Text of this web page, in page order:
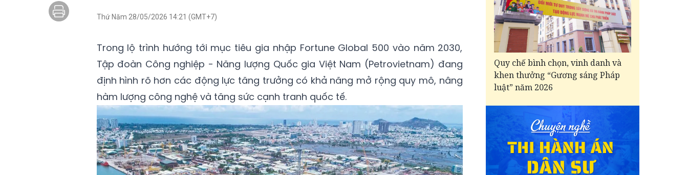
Thứ Năm 28/05/2026 14:21 (GMT+7)
Trong lộ trình hướng tới mục tiêu gia nhập Fortune Global 500 vào năm 2030,
Tập đoàn Công nghiệp - Năng lượng Quốc gia Việt Nam (Petrovietnam) đang
định hình rõ hơn các động lực tăng trưởng có khả năng mở rộng quy mô, nâng
hàm lượng công nghệ và tăng sức cạnh tranh quốc tế.
Quy chế bình chọn, vinh danh và
khen thưởng “Gương sáng Pháp
luật” năm 2026